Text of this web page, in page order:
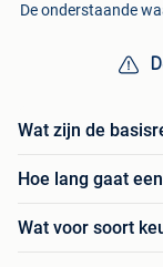
De onderstaande
Wat zijn de
Hoe lang gaat
Wat voor soort